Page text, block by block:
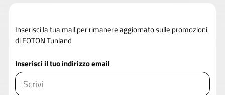
Inserisci la tua mail per rimanere aggiornato sulle promozioni
di FOTON Tunland
Inserisci il tuo indirizzo email